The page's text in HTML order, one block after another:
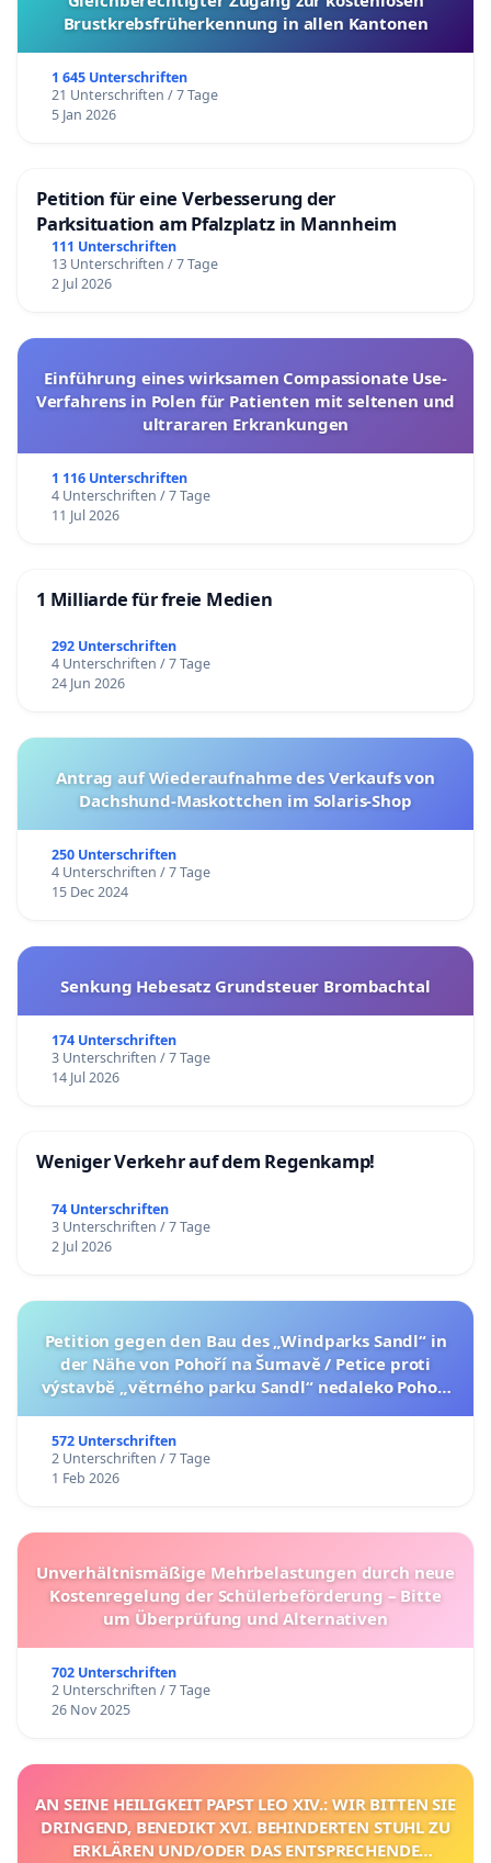
Brustkrebsfrüherkennung in allen Kantonen
1 645 Unterschriften
21 Unterschriften / 7 Tage
5 Jan 2026
Petition für eine Verbesserung der
Parksituation am Pfalzplatz in Mannheim
111 Unterschriften
13 Unterschriften / 7 Tage
2 Jul 2026
Einführung eines wirksamen Compassionate Use-
Verfahrens in Polen für Patienten mit seltenen und
ultrararen Erkrankungen
1 116 Unterschriften
4 Unterschriften / 7 Tage
11 Jul 2026
1 Milliarde für freie Medien
292 Unterschriften
4 Unterschriften / 7 Tage
24 Jun 2026
Antrag auf Wiederaufnahme des Verkaufs von
Dachshund-Maskottchen im Solaris-Shop
250 Unterschriften
4 Unterschriften / 7 Tage
15 Dec 2024
Senkung Hebesatz Grundsteuer Brombachtal
174 Unterschriften
3 Unterschriften / 7 Tage
14 Jul 2026
Weniger Verkehr auf dem Regenkamp!
74 Unterschriften
3 Unterschriften / 7 Tage
2 Jul 2026
Petition gegen den Bau des „Windparks Sandl“ in
der Nähe von Pohoří na Šumavě / Petice proti
výstavbě „větrného parku Sandl“ nedaleko Pohoří
572 Unterschriften
2 Unterschriften / 7 Tage
1 Feb 2026
Unverhältnismäßige Mehrbelastungen durch neue
Kostenregelung der Schülerbeförderung – Bitte
um Überprüfung und Alternativen
702 Unterschriften
2 Unterschriften / 7 Tage
26 Nov 2025
AN SEINE HEILIGKEIT PAPST LEO XIV.: WIR BITTEN SIE
DRINGEND, BENEDIKT XVI. BEHINDERTEN STUHL ZU
ERKLÄREN UND/ODER DAS ENTSPRECHENDE